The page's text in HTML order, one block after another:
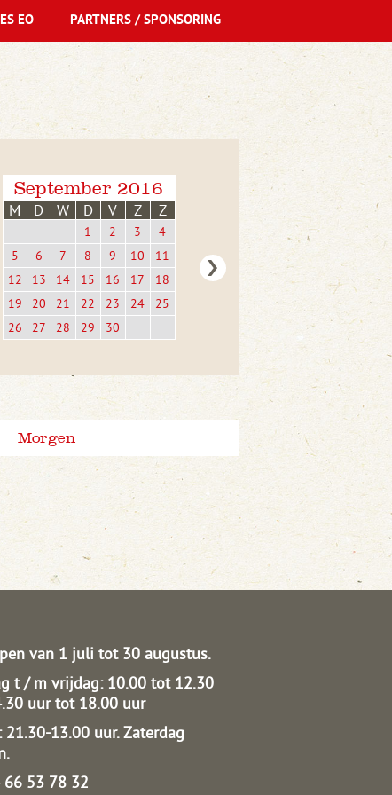
September 2016
M D W D V Z Z
1 2 3
4
5
6 7 8 9 10
11
12
13 14 15 16 17
18
19
20 21 22 23 24
25
26
27 28 29 30
Morgen
EO PARTNERS / SPONSORING
van 1 juli tot 30 augustus.
t / m vrijdag: 10.00 tot 12.30
uur tot 18.00 uur
21.30-13.00 uur.Zaterdag
66 53 78 32